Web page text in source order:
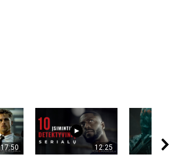
17:50 12:25